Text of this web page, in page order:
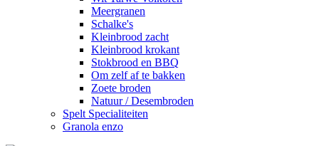
Meergranen
Schalke's
Kleinbrood zacht
Kleinbrood krokant
Stokbrood en BBQ
Om zelf af te bakken
Zoete broden
Natuur / Desembroden
Spelt Specialiteiten
Granola enzo